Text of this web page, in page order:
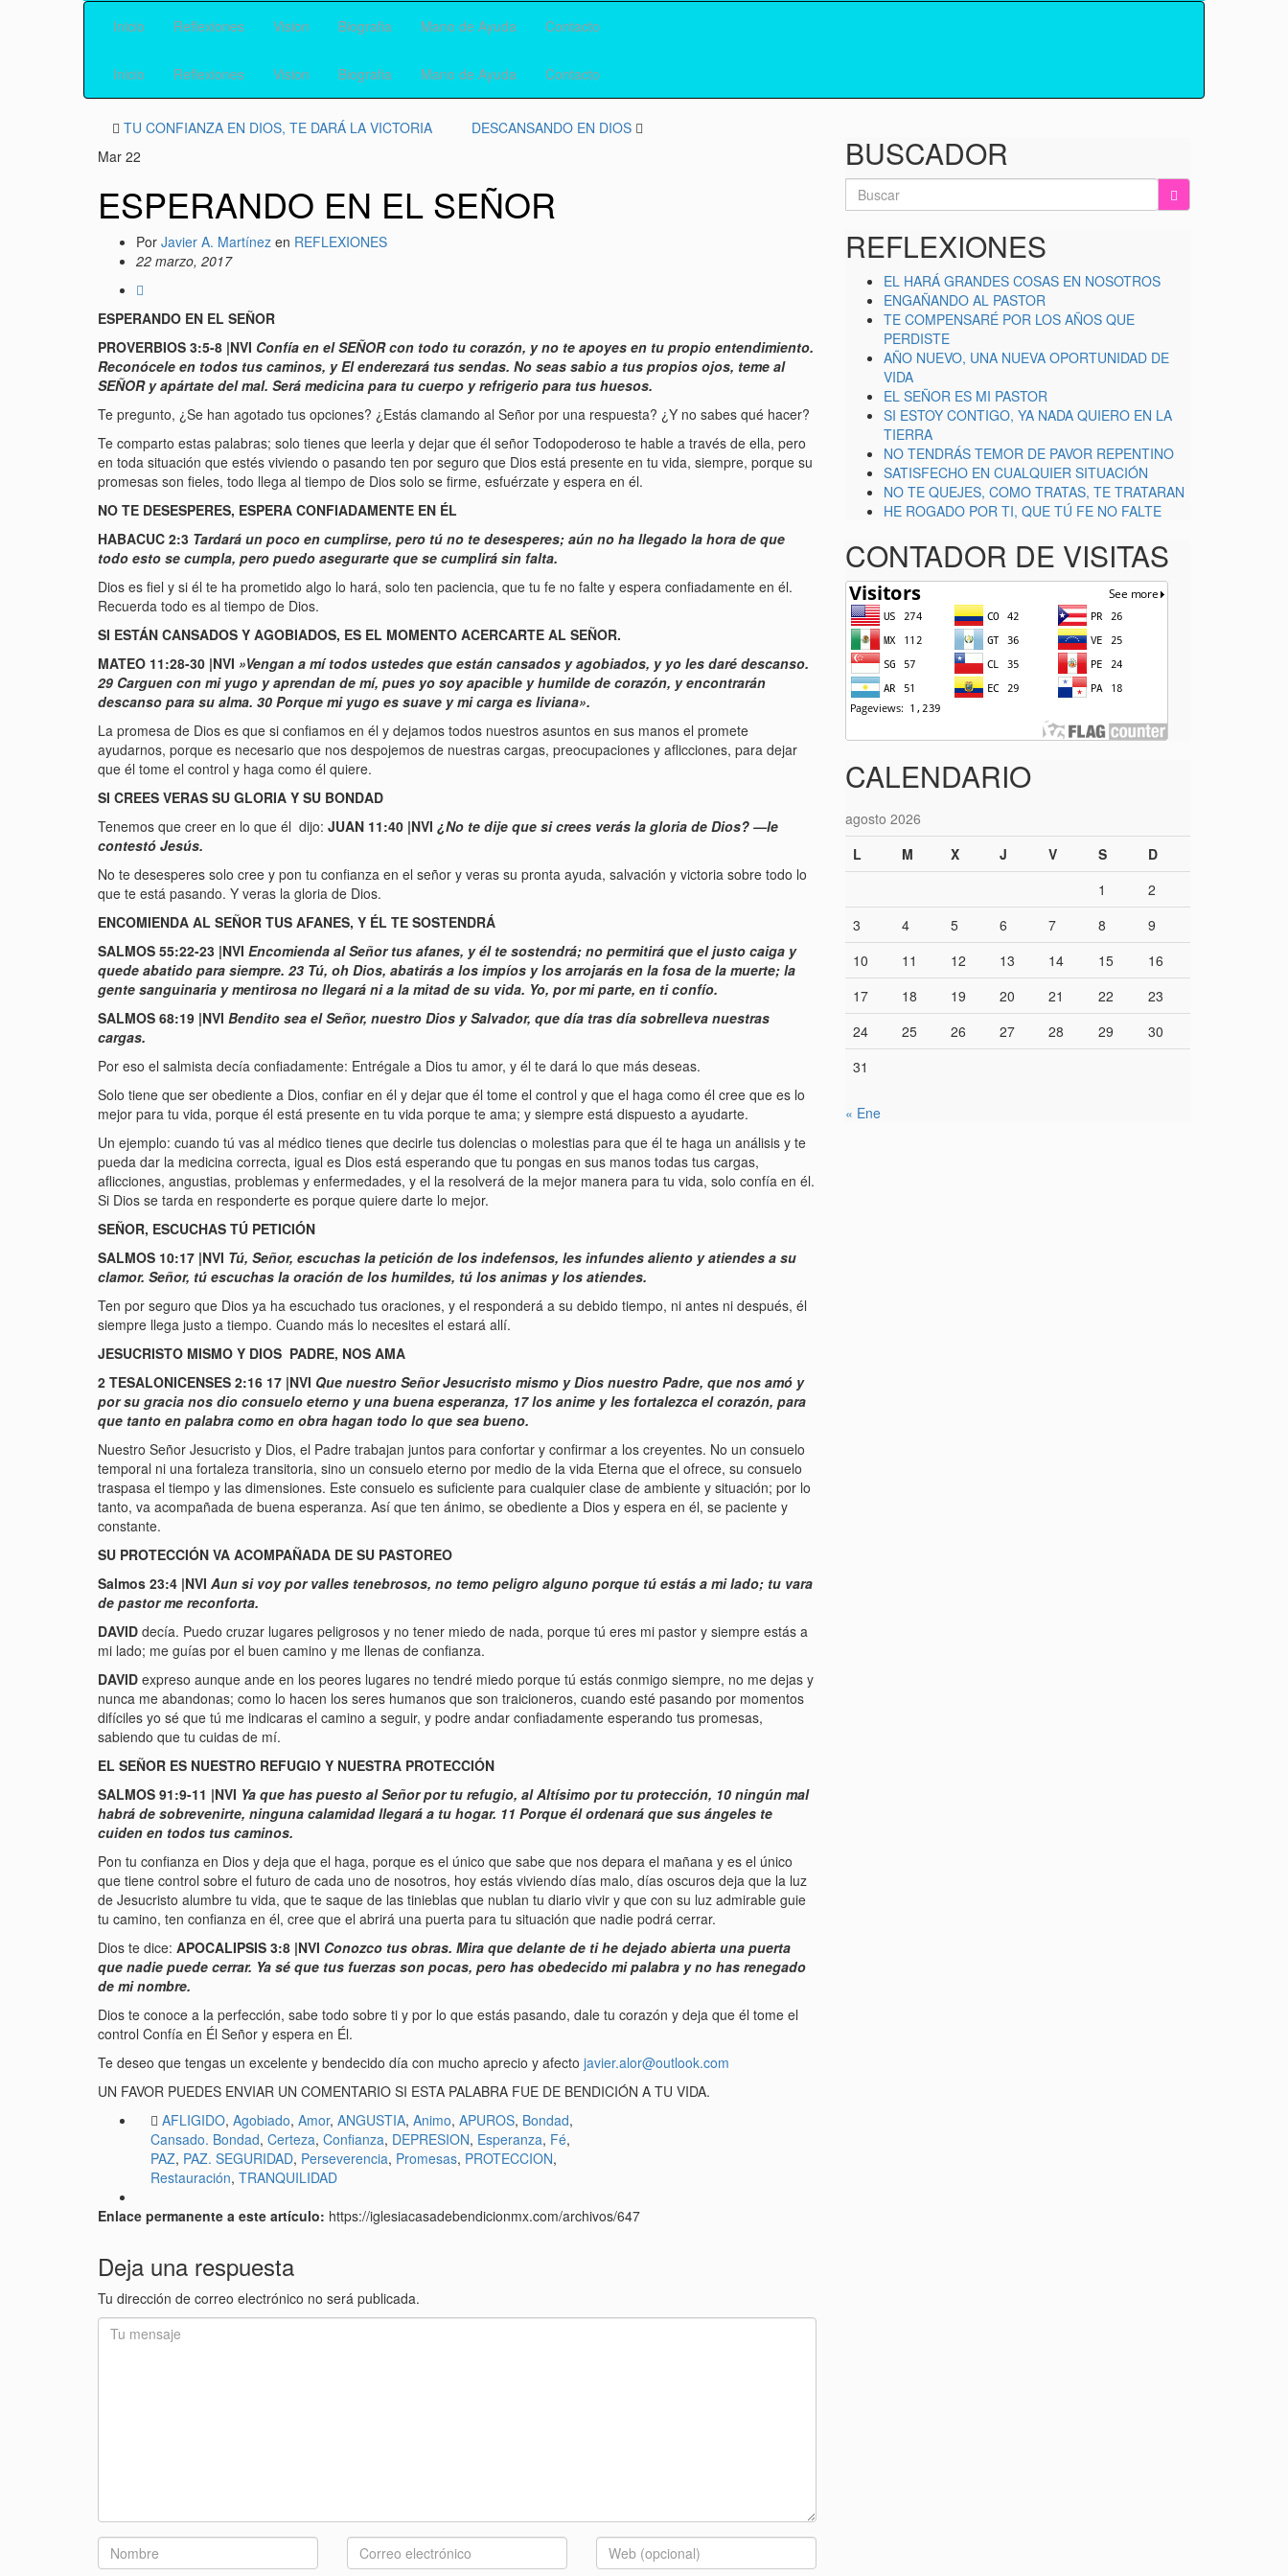
Inicio Reflexiones Vision Biografia Mano de Ayuda Contacto
Inicio Reflexiones Vision Biografia Mano de Ayuda Contacto
TU CONFIANZA EN DIOS, TE DARÁ LA VICTORIA
DESCANSANDO EN DIOS
Mar 22
ESPERANDO EN EL SEÑOR
Por Javier A. Martínez en REFLEXIONES
22 marzo, 2017
ESPERANDO EN EL SEÑOR
PROVERBIOS 3:5-8 |NVI Confía en el SEÑOR con todo tu corazón, y no te apoyes en tu propio entendimiento.
Reconócele en todos tus caminos, y El enderezará tus sendas. No seas sabio a tus propios ojos, teme al
SEÑOR y apártate del mal. Será medicina para tu cuerpo y refrigerio para tus huesos.
Te pregunto, ¿Se han agotado tus opciones? ¿Estás clamando al Señor por una respuesta? ¿Y no sabes qué hacer?
Te comparto estas palabras; solo tienes que leerla y dejar que él señor Todopoderoso te hable a través de ella, pero
en toda situación que estés viviendo o pasando ten por seguro que Dios está presente en tu vida, siempre, porque su
promesas son fieles, todo llega al tiempo de Dios solo se firme, esfuérzate y espera en él.
NO TE DESESPERES, ESPERA CONFIADAMENTE EN ÉL
HABACUC 2:3 Tardará un poco en cumplirse, pero tú no te desesperes; aún no ha llegado la hora de que
todo esto se cumpla, pero puedo asegurarte que se cumplirá sin falta.
Dios es fiel y si él te ha prometido algo lo hará, solo ten paciencia, que tu fe no falte y espera confiadamente en él.
Recuerda todo es al tiempo de Dios.
SI ESTÁN CANSADOS Y AGOBIADOS, ES EL MOMENTO ACERCARTE AL SEÑOR.
MATEO 11:28-30 |NVI »Vengan a mí todos ustedes que están cansados y agobiados, y yo les daré descanso.
29 Carguen con mi yugo y aprendan de mí, pues yo soy apacible y humilde de corazón, y encontrarán
descanso para su alma. 30 Porque mi yugo es suave y mi carga es liviana».
La promesa de Dios es que si confiamos en él y dejamos todos nuestros asuntos en sus manos el promete
ayudarnos, porque es necesario que nos despojemos de nuestras cargas, preocupaciones y aflicciones, para dejar
que él tome el control y haga como él quiere.
SI CREES VERAS SU GLORIA Y SU BONDAD
Tenemos que creer en lo que él dijo: JUAN 11:40 |NVI ¿No te dije que si crees verás la gloria de Dios? —le
contestó Jesús.
No te desesperes solo cree y pon tu confianza en el señor y veras su pronta ayuda, salvación y victoria sobre todo lo
que te está pasando. Y veras la gloria de Dios.
ENCOMIENDA AL SEÑOR TUS AFANES, Y ÉL TE SOSTENDRÁ
SALMOS 55:22-23 |NVI Encomienda al Señor tus afanes, y él te sostendrá; no permitirá que el justo caiga y
quede abatido para siempre. 23 Tú, oh Dios, abatirás a los impíos y los arrojarás en la fosa de la muerte; la
gente sanguinaria y mentirosa no llegará ni a la mitad de su vida. Yo, por mi parte, en ti confío.
SALMOS 68:19 |NVI Bendito sea el Señor, nuestro Dios y Salvador, que día tras día sobrelleva nuestras
cargas.
Por eso el salmista decía confiadamente: Entrégale a Dios tu amor, y él te dará lo que más deseas.
Solo tiene que ser obediente a Dios, confiar en él y dejar que él tome el control y que el haga como él cree que es lo
mejor para tu vida, porque él está presente en tu vida porque te ama; y siempre está dispuesto a ayudarte.
Un ejemplo: cuando tú vas al médico tienes que decirle tus dolencias o molestias para que él te haga un análisis y te
pueda dar la medicina correcta, igual es Dios está esperando que tu pongas en sus manos todas tus cargas,
aflicciones, angustias, problemas y enfermedades, y el la resolverá de la mejor manera para tu vida, solo confía en él.
Si Dios se tarda en responderte es porque quiere darte lo mejor.
SEÑOR, ESCUCHAS TÚ PETICIÓN
SALMOS 10:17 |NVI Tú, Señor, escuchas la petición de los indefensos, les infundes aliento y atiendes a su
clamor. Señor, tú escuchas la oración de los humildes, tú los animas y los atiendes.
Ten por seguro que Dios ya ha escuchado tus oraciones, y el responderá a su debido tiempo, ni antes ni después, él
siempre llega justo a tiempo. Cuando más lo necesites el estará allí.
JESUCRISTO MISMO Y DIOS PADRE, NOS AMA
2 TESALONICENSES 2:16 17 |NVI Que nuestro Señor Jesucristo mismo y Dios nuestro Padre, que nos amó y
por su gracia nos dio consuelo eterno y una buena esperanza, 17 los anime y les fortalezca el corazón, para
que tanto en palabra como en obra hagan todo lo que sea bueno.
Nuestro Señor Jesucristo y Dios, el Padre trabajan juntos para confortar y confirmar a los creyentes. No un consuelo
temporal ni una fortaleza transitoria, sino un consuelo eterno por medio de la vida Eterna que el ofrece, su consuelo
traspasa el tiempo y las dimensiones. Este consuelo es suficiente para cualquier clase de ambiente y situación; por lo
tanto, va acompañada de buena esperanza. Así que ten ánimo, se obediente a Dios y espera en él, se paciente y
constante.
SU PROTECCIÓN VA ACOMPAÑADA DE SU PASTOREO
Salmos 23:4 |NVI Aun si voy por valles tenebrosos, no temo peligro alguno porque tú estás a mi lado; tu vara
de pastor me reconforta.
DAVID decía. Puedo cruzar lugares peligrosos y no tener miedo de nada, porque tú eres mi pastor y siempre estás a
mi lado; me guías por el buen camino y me llenas de confianza.
DAVID expreso aunque ande en los peores lugares no tendré miedo porque tú estás conmigo siempre, no me dejas y
nunca me abandonas; como lo hacen los seres humanos que son traicioneros, cuando esté pasando por momentos
difíciles yo sé que tú me indicaras el camino a seguir, y podre andar confiadamente esperando tus promesas,
sabiendo que tu cuidas de mí.
EL SEÑOR ES NUESTRO REFUGIO Y NUESTRA PROTECCIÓN
SALMOS 91:9-11 |NVI Ya que has puesto al Señor por tu refugio, al Altísimo por tu protección, 10 ningún mal
habrá de sobrevenirte, ninguna calamidad llegará a tu hogar. 11 Porque él ordenará que sus ángeles te
cuiden en todos tus caminos.
Pon tu confianza en Dios y deja que el haga, porque es el único que sabe que nos depara el mañana y es el único
que tiene control sobre el futuro de cada uno de nosotros, hoy estás viviendo días malo, días oscuros deja que la luz
de Jesucristo alumbre tu vida, que te saque de las tinieblas que nublan tu diario vivir y que con su luz admirable guie
tu camino, ten confianza en él, cree que el abrirá una puerta para tu situación que nadie podrá cerrar.
Dios te dice: APOCALIPSIS 3:8 |NVI Conozco tus obras. Mira que delante de ti he dejado abierta una puerta
que nadie puede cerrar. Ya sé que tus fuerzas son pocas, pero has obedecido mi palabra y no has renegado
de mi nombre.
Dios te conoce a la perfección, sabe todo sobre ti y por lo que estás pasando, dale tu corazón y deja que él tome el
control Confía en Él Señor y espera en Él.
Te deseo que tengas un excelente y bendecido día con mucho aprecio y afecto javier.alor@outlook.com
UN FAVOR PUEDES ENVIAR UN COMENTARIO SI ESTA PALABRA FUE DE BENDICIÓN A TU VIDA.
AFLIGIDO, Agobiado, Amor, ANGUSTIA, Animo, APUROS, Bondad,
Cansado. Bondad, Certeza, Confianza, DEPRESION, Esperanza, Fé,
PAZ, PAZ. SEGURIDAD, Perseverencia, Promesas, PROTECCION,
Restauración, TRANQUILIDAD
Enlace permanente a este artículo: https://iglesiacasadebendicionmx.com/archivos/647
Deja una respuesta
Tu dirección de correo electrónico no será publicada.
BUSCADOR
Search
for:
REFLEXIONES
EL HARÁ GRANDES COSAS EN NOSOTROS
ENGAÑANDO AL PASTOR
TE COMPENSARÉ POR LOS AÑOS QUE
PERDISTE
AÑO NUEVO, UNA NUEVA OPORTUNIDAD DE
VIDA
EL SEÑOR ES MI PASTOR
SI ESTOY CONTIGO, YA NADA QUIERO EN LA
TIERRA
NO TENDRÁS TEMOR DE PAVOR REPENTINO
SATISFECHO EN CUALQUIER SITUACIÓN
NO TE QUEJES, COMO TRATAS, TE TRATARAN
HE ROGADO POR TI, QUE TÚ FE NO FALTE
CONTADOR DE VISITAS
CALENDARIO
agosto 2026
L
M X J V S
D
1
2
3
4 5 6 7 8
9
10
11 12 13 14 15
16
17
18 19 20 21 22
23
24
25 26 27 28 29
30
31
« Ene